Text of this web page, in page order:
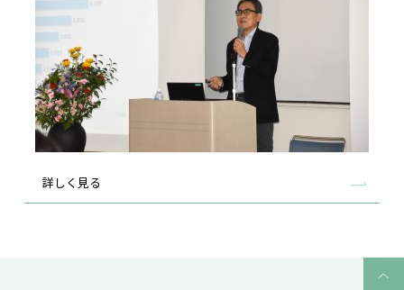
詳しく見る